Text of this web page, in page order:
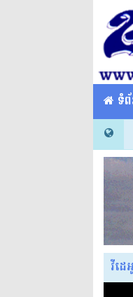
ទំ
បតី៖ សាលារៀនត្រូវធ្
វីដេ